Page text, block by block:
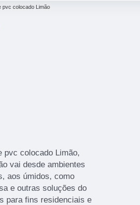
pvc colocado Limão
pvc colocado Limão,
vai desde ambientes
aos úmidos, como
e outras soluções do
para fins residenciais e